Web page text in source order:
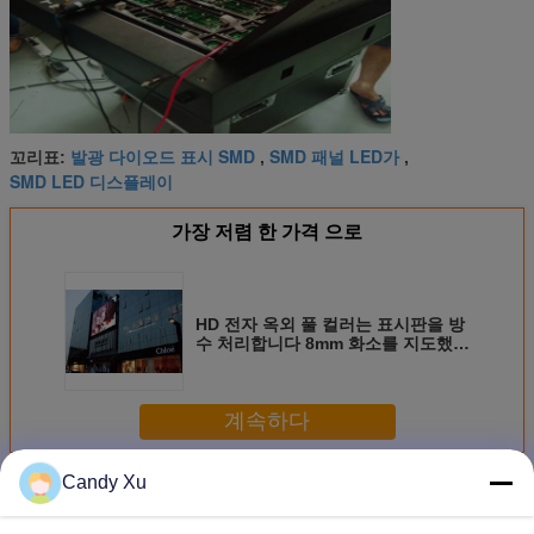
꼬리표: 발광 다이오드 표시 SMD , SMD 패널 LED가 ,
SMD LED 디스플레이
가장 저렴 한 가격 으로
HD 전자 옥외 풀 컬러는 표시판을 방
수 처리합니다 8mm 화소를 지도했습
계속하다
더 많은 것Smd led 화면
Candy Xu